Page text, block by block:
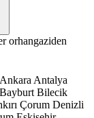
orhangaziden
Ankara Antalya
Bayburt Bilecik
Çorum Denizli